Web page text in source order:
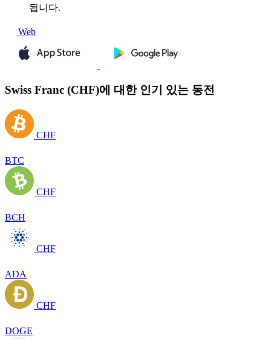
됩니다.
Web
Swiss Franc (CHF)에 대한 인기 있는 동전
CHF
BTC
CHF
BCH
CHF
ADA
CHF
DOGE